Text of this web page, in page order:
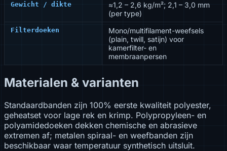
Gewicht / dikte
≈1,2 – 2,6 kg/m²; 2,1 – 3,0 mm
(per type)
Filterdoeken
Mono/multifilament-weefsels
(plain, twill, satijn) voor
kamerfilter- en
membraanpersen
Materialen & varianten
Standaardbanden zijn 100% eerste kwaliteit polyester,
geheatset voor lage rek en krimp. Polypropyleen- en
polyamidedoeken dekken chemische en abrasieve
extremen af; metalen spiraal- en weefbanden zijn
beschikbaar waar temperatuur synthetisch uitsluit.